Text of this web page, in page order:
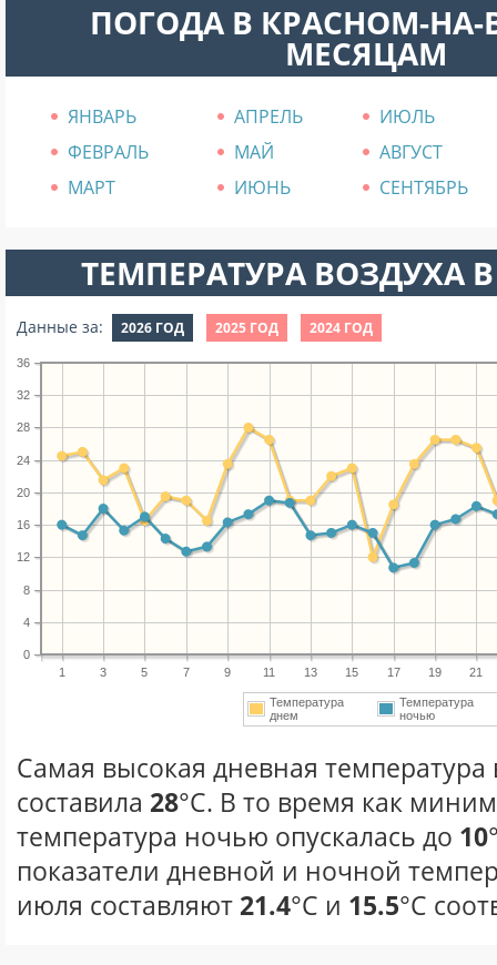
ПОГОДА В КРАСНОМ-НА-
МЕСЯЦАМ
ЯНВАРЬ АПРЕЛЬ
ИЮЛЬ
ФЕВРАЛЬ
МАЙ
АВГУСТ
МАРТ
ИЮНЬ СЕНТЯБРЬ
ТЕМПЕРАТУРА ВОЗДУХА
Данные за: 2026 ГОД 2025 ГОД 2024 ГОД
1 3 5 7 9 11 13 15 17 19 21
0
4
8
12
16
20
24
28
32
36
Температура
днем
Температура
ночью
Самая высокая дневная температура
составила 28°С. В то время как
температура ночью опускалась до 10
показатели дневной и ночной
июля составляют 21.4°С и 15.5°С